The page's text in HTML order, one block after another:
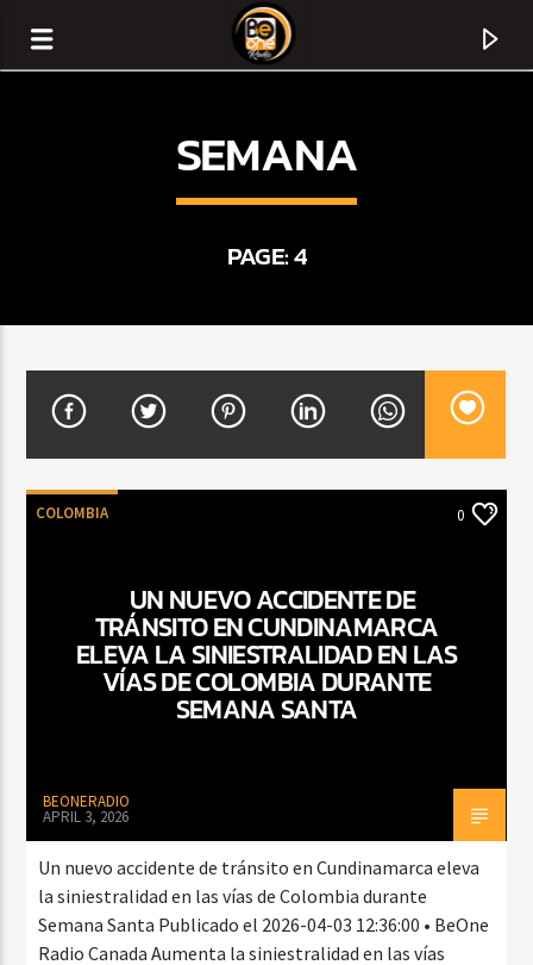
TITLE
ARTIST
CURRENT SHOW
BACHATA PARA EL CAMINO
5:00 PM 7:00 PM
Beone Radio
SEMANA
PAGE: 4
COLOMBIA 0
UN NUEVO ACCIDENTE DE
TRÁNSITO EN CUNDINAMARCA
ELEVA LA SINIESTRALIDAD EN LAS
VÍAS DE COLOMBIA DURANTE
SEMANA SANTA
BEONERADIO
APRIL 3, 2026
Un nuevo accidente de tránsito en Cundinamarca eleva
la siniestralidad en las vías de Colombia durante
Semana Santa Publicado el 2026-04-03 12:36:00 • BeOne
Radio Canada Aumenta la siniestralidad en las vías